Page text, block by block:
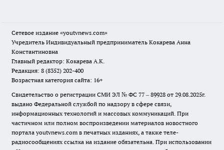
Сетевое издание «youtvnews.com»
Учредитель Индивидуальный предприниматель Кокарева Анна
Константиновна
Главный редактор: Кокарева А.К.
Редакция: 8 (8352) 202-400
Возрастная категория сайта: 16+
Свидетельство о регистрации СМИ ЭЛ № ФС 77 – 89928 от 29.08.2025г.
выдано Федеральной службой по надзору в сфере связи,
информационных технологий и массовых коммуникаций. При
частичном или полном воспроизведении материалов новостного
портала youtvnews.com в печатных изданиях, а также теле-
радиосообщениях ссылка на издание обязательна. При использовании